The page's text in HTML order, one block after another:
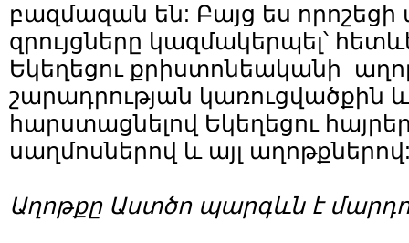
բազմազան են: Բայց ես որոշեցի
զրույցները կազմակերպել՝
Եկեղեցու քրիստոնեականի
շարադրության կառուցվածքին
հարստացնելով Եկեղեցու
սաղմոսներով և այլ
Աղոթքը Աստծո պարգևն է